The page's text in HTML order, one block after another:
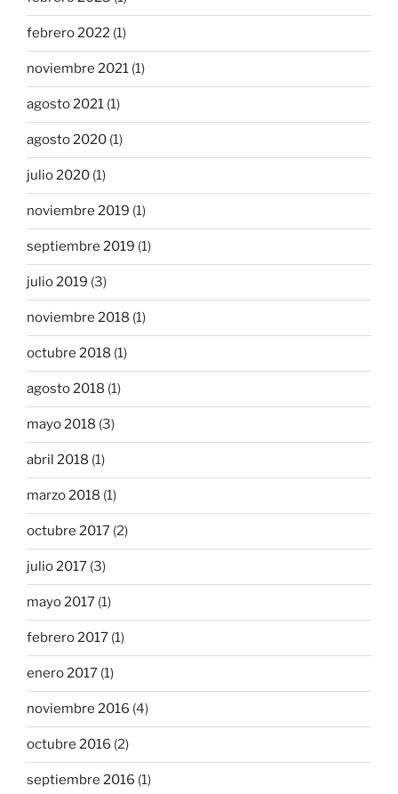
febrero 2022 (1)
noviembre 2021 (1)
agosto 2021 (1)
agosto 2020 (1)
julio 2020 (1)
noviembre 2019 (1)
septiembre 2019 (1)
julio 2019 (3)
noviembre 2018 (1)
octubre 2018 (1)
agosto 2018 (1)
mayo 2018 (3)
abril 2018 (1)
marzo 2018 (1)
octubre 2017 (2)
julio 2017 (3)
mayo 2017 (1)
febrero 2017 (1)
enero 2017 (1)
noviembre 2016 (4)
octubre 2016 (2)
septiembre 2016 (1)